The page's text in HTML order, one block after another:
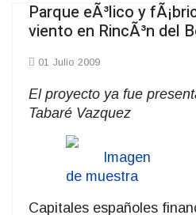
Parque eÃ³lico y
viento en RincÃ³n del
01 Julio 2009
El proyecto ya fue
Tabaré Vazquez
Capitales españoles